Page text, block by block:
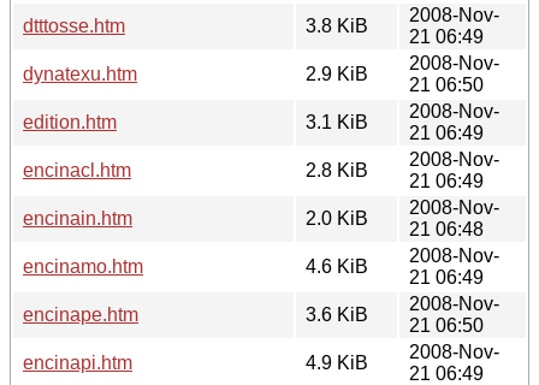
dtttosse.htm
3.8 KiB
2008-Nov-
21 06:49
dynatexu.htm
2.9 KiB
2008-Nov-
21 06:50
edition.htm
3.1 KiB
2008-Nov-
21 06:49
encinacl.htm
2.8 KiB
2008-Nov-
21 06:49
encinain.htm
2.0 KiB
2008-Nov-
21 06:48
encinamo.htm
4.6 KiB
2008-Nov-
21 06:49
encinape.htm
3.6 KiB
2008-Nov-
21 06:50
encinapi.htm
4.9 KiB
2008-Nov-
21 06:49